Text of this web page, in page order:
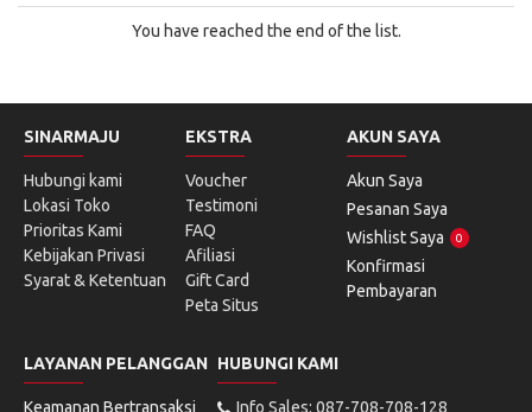
You have reached the end of the list.
SINARMAJU
Hubungi kami
Lokasi Toko
Prioritas Kami
Kebijakan Privasi
Syarat & Ketentuan
EKSTRA
Voucher
Testimoni
FAQ
Afiliasi
Gift Card
Peta Situs
AKUN SAYA
Akun Saya
Pesanan Saya
Wishlist Saya
0
Konfirmasi
Pembayaran
LAYANAN PELANGGAN
Keamanan Bertransaksi
HUBUNGI KAMI
Info Sales: 087-708-708-128